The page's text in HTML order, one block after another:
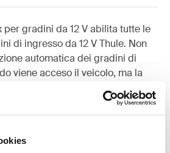
per gradini da 12 V abilita tutte le
di ingresso da 12 V Thule. Non
automatica dei gradini di
viene acceso il veicolo, ma la
inoltre un sensore della porta
di aprirsi e chiudersi
alla porta del veicolo. Questa
quando il veicolo rimane fermo